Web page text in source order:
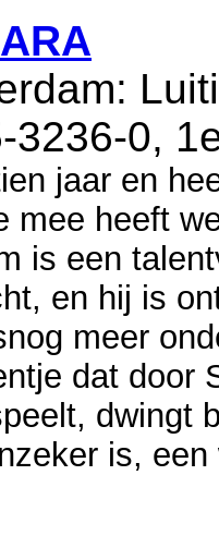
3236-0,
jaar en
mee heeft
is een
en hij is
meer
dat door
dwingt
is,